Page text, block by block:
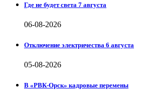
Где не будет света 7 августа
06-08-2026
Отключение электричества 6 августа
05-08-2026
В «РВК-Орск» кадровые перемены